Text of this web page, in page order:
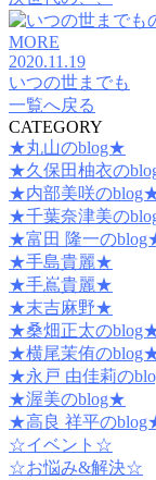
MORE
2020.11.19
いつの世までも
一覧へ戻る
CATEGORY
★丸山のblog★
★久保田柚衣の
★内部美咲の
★千葉奈津美の
★富田 隆一の
★手島貴麗★
★手嶌貴麗★
★末吉麻野★
★桑畑正太の
★横尾茉侑の
★永戸 由佳莉の
★渥美のblog★
★高良 祥平の
☆イベント☆
☆お悩み&解決☆